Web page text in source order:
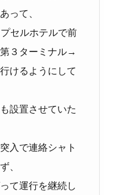
って、
セルホテルで前
３ターミナル→
けるようにして
設置させていた
入で連絡シャト
、
て運行を継続し